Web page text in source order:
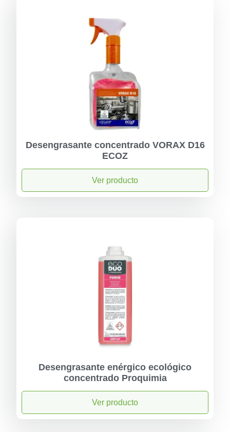
Desengrasante concentrado VORAX D16
ECOZ
Ver producto
Desengrasante enérgico ecológico
concentrado Proquimia
Ver producto